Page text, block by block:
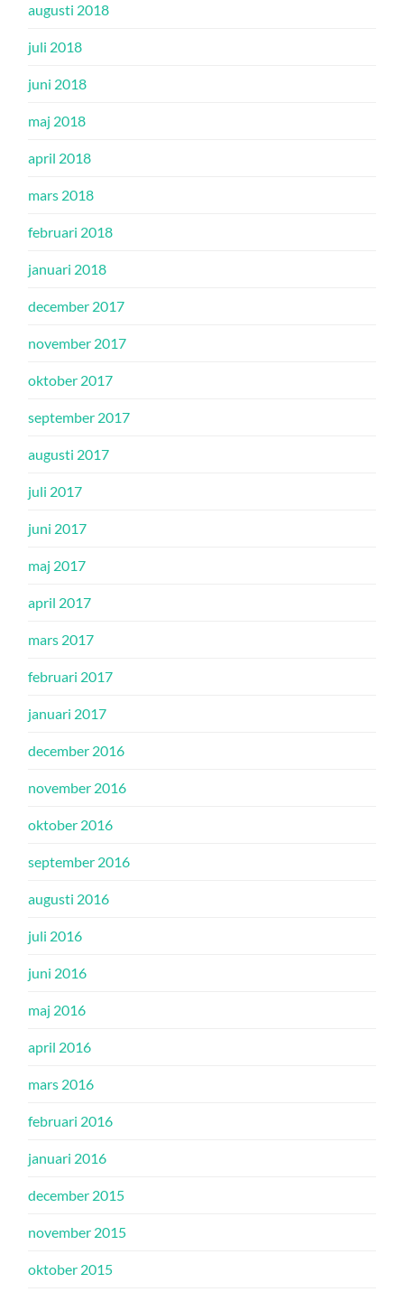
augusti 2018
juli 2018
juni 2018
maj 2018
april 2018
mars 2018
februari 2018
januari 2018
december 2017
november 2017
oktober 2017
september 2017
augusti 2017
juli 2017
juni 2017
maj 2017
april 2017
mars 2017
februari 2017
januari 2017
december 2016
november 2016
oktober 2016
september 2016
augusti 2016
juli 2016
juni 2016
maj 2016
april 2016
mars 2016
februari 2016
januari 2016
december 2015
november 2015
oktober 2015